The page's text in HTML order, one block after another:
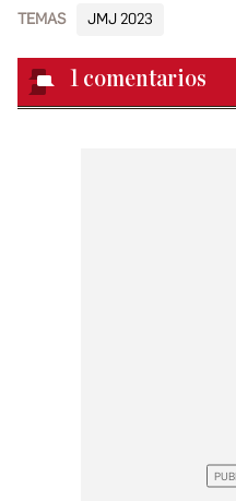
TEMAS JMJ 2023
1 comentarios